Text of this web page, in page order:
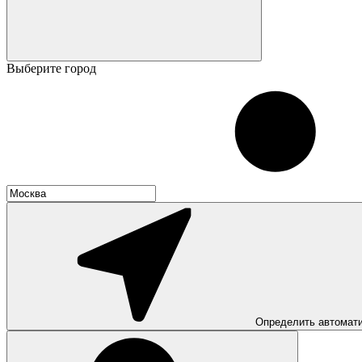
Выберите город
Определить